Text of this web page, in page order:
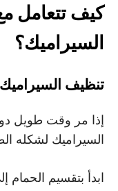
كيف تتعامل
السيراميك؟
تنظيف
إذا مر وقت طويل
السيراميك لشكله
ابدأ بتقسيم